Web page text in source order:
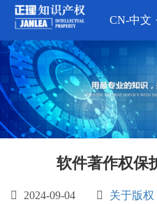
CN-中文
软件著作权保
 2024-09-04  关于版权